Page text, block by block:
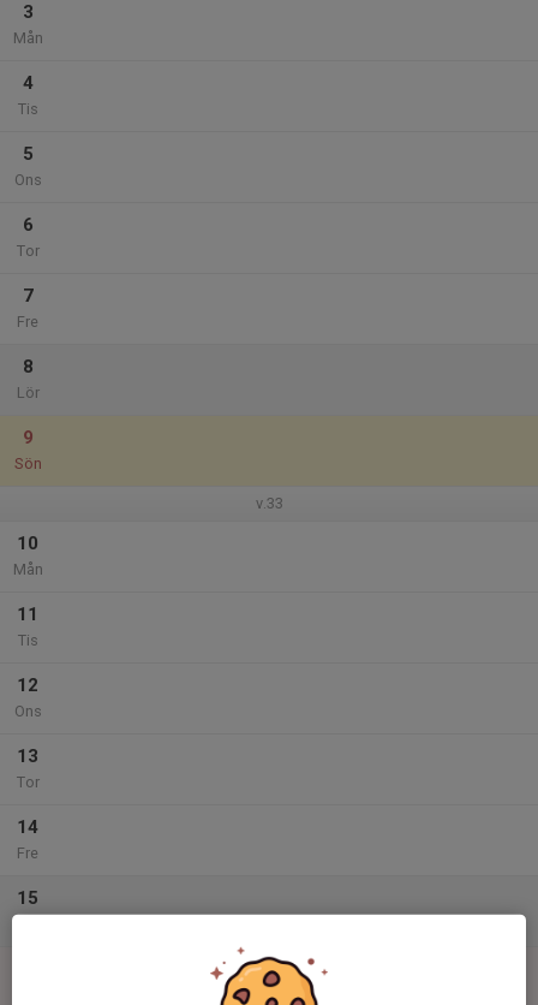
3
Mån
4
Tis
5
Ons
6
Tor
7
Fre
8
Lör
9
Sön
v.33
10
Mån
11
Tis
12
Ons
13
Tor
14
Fre
15